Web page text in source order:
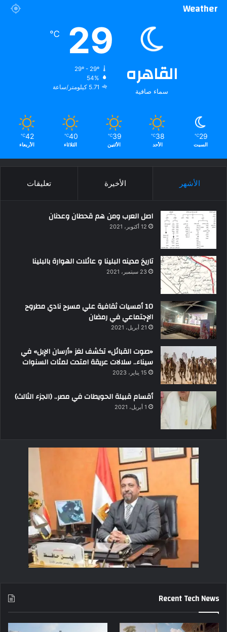
Weather
القاهره
سماء صافية
29
℃
29º - 29º
54%
5.71 كيلومتر/ساعة
29
℃
السبت
38
℃
الأحد
39
℃
الأثنين
40
℃
الثلاثاء
42
℃
الأربعاء
الأشهر الأخيرة تعليقات
اصل العرب ومن هم قحطان وعدنان
12 أكتوبر، 2021
تاريخ مدينه البلينا و عائلات الهوارة بالبلينا
23 سبتمبر، 2021
10 أمسيات ثقافية علي مسرح نادي مطروح
الإجتماعي في رمضان
21 أبريل، 2021
«صوت القبائل» تكشف لغز «أرسان الإبل» في
سيناء.. سلالات عريقة امتدت لمئات السنوات
15 يناير، 2023
أقسام قبيلة الحويطات في مصر.. (الجزء الثالث)
1 أبريل، 2021
Recent Tech News